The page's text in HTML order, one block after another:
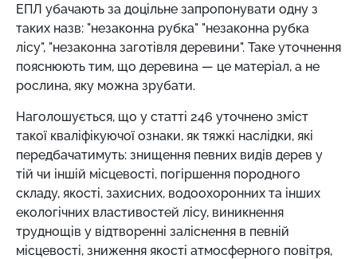
ЕПЛ убачають за доцільне запропонувати одну з
таких назв: "незаконна рубка" "незаконна рубка
лісу", "незаконна заготівля деревини". Таке уточнення
пояснюють тим, що деревина — це матеріал, а не
рослина, яку можна зрубати.
Наголошується, що у статті 246 уточнено зміст
такої кваліфікуючої ознаки, як тяжкі наслідки, які
передбачатимуть: знищення певних видів дерев у
тій чи іншій місцевості, погіршення породного
складу, якості, захисних, водоохоронних та інших
екологічних властивостей лісу, виникнення
труднощів у відтворенні заліснення в певній
місцевості, зниження якості атмосферного повітря,